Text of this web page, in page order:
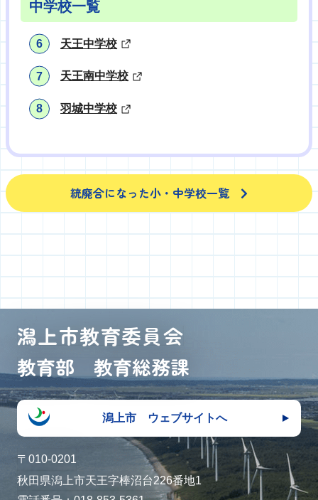
中学校一覧
天王中学校
天王南中学校
羽城中学校
統廃合になった小・中学校一覧
潟上市教育委員会
教育部 教育総務課
潟上市 ウェブサイトへ
〒010-0201
秋田県潟上市天王字棒沼台226番地1